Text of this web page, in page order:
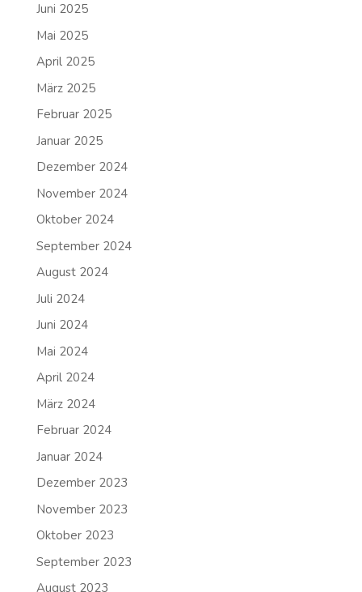
Juni 2025
Mai 2025
April 2025
März 2025
Februar 2025
Januar 2025
Dezember 2024
November 2024
Oktober 2024
September 2024
August 2024
Juli 2024
Juni 2024
Mai 2024
April 2024
März 2024
Februar 2024
Januar 2024
Dezember 2023
November 2023
Oktober 2023
September 2023
August 2023